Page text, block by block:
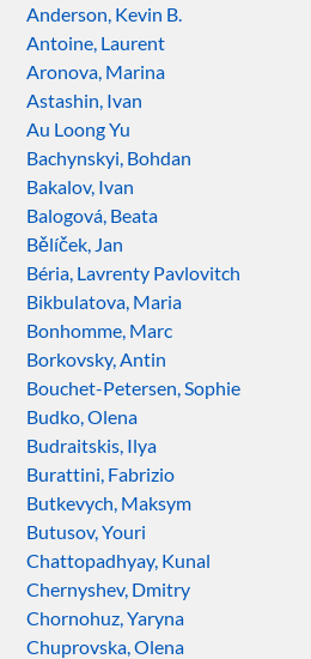
Anderson, Kevin B.
Antoine, Laurent
Aronova, Marina
Astashin, Ivan
Au Loong Yu
Bachynskyi, Bohdan
Bakalov, Ivan
Balogová, Beata
Bělíček, Jan
Béria, Lavrenty Pavlovitch
Bikbulatova, Maria
Bonhomme, Marc
Borkovsky, Antin
Bouchet-Petersen, Sophie
Budko, Olena
Budraitskis, Ilya
Burattini, Fabrizio
Butkevych, Maksym
Butusov, Youri
Chattopadhyay, Kunal
Chernyshev, Dmitry
Chornohuz, Yaryna
Chuprovska, Olena